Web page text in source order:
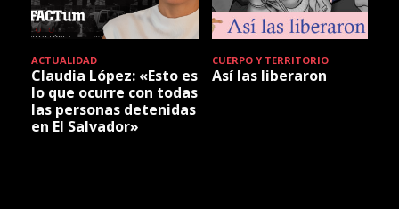
ACTUALIDAD
Claudia López: «Esto es
lo que ocurre con todas
las personas detenidas
en El Salvador»
CUERPO Y TERRITORIO
Así las liberaron